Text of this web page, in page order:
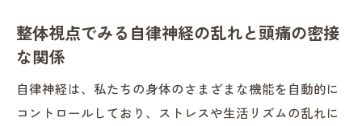
整体視点でみる自律神経の乱れと頭痛の密接
な関係
自律神経は、私たちの身体のさまざまな機能を自動的に
コントロールしており、ストレスや生活リズムの乱れに